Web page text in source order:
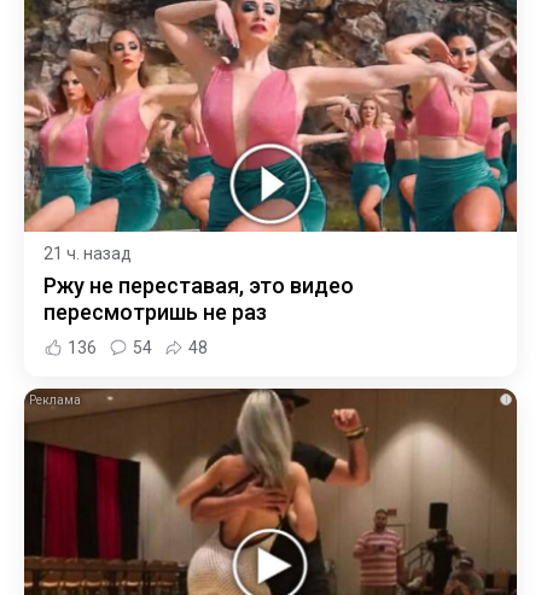
21 ч. назад
Ржу не переставая, это видео
пересмотришь не раз
136 54 48
i